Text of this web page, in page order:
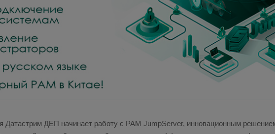
Датастрим ДЕП начинает работу с PAM JumpServer, инновационным